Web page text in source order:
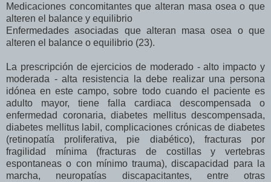
Medicaciones concomitantes que alteran masa osea o que
alteren el balance y equilibrio
Enfermedades asociadas que alteran masa osea o que
alteren el balance o equilibrio (23).
La prescripción de ejercicios de moderado - alto impacto y
moderada - alta resistencia la debe realizar una persona
idónea en este campo, sobre todo cuando el paciente es
adulto mayor, tiene falla cardiaca descompensada o
enfermedad coronaria, diabetes mellitus descompensada,
diabetes mellitus labil, complicaciones crónicas de diabetes
(retinopatía proliferativa, pie diabético), fracturas por
fragilidad mínima (fracturas de costillas y vertebras
espontaneas o con mínimo trauma), discapacidad para la
marcha, neuropatías discapacitantes, entre otras